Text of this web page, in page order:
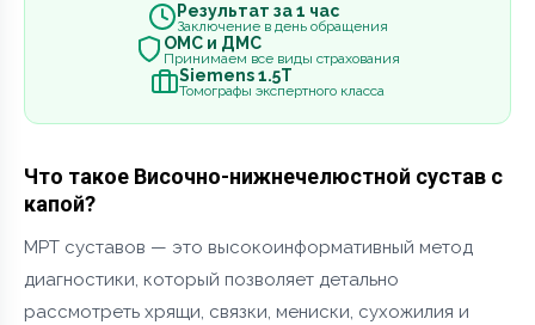
Результат за 1 час
Заключение в день обращения
ОМС и ДМС
Принимаем все виды страхования
Siemens 1.5Т
Томографы экспертного класса
Что такое Височно-нижнечелюстной сустав с
капой?
МРТ суставов — это высокоинформативный метод
диагностики, который позволяет детально
рассмотреть хрящи, связки, мениски, сухожилия и